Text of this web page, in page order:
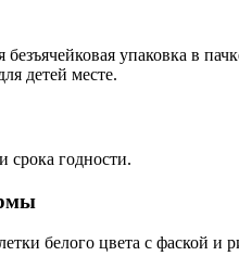
упаковка в
детей месте.
срока годности.
белого цвета с фаской и